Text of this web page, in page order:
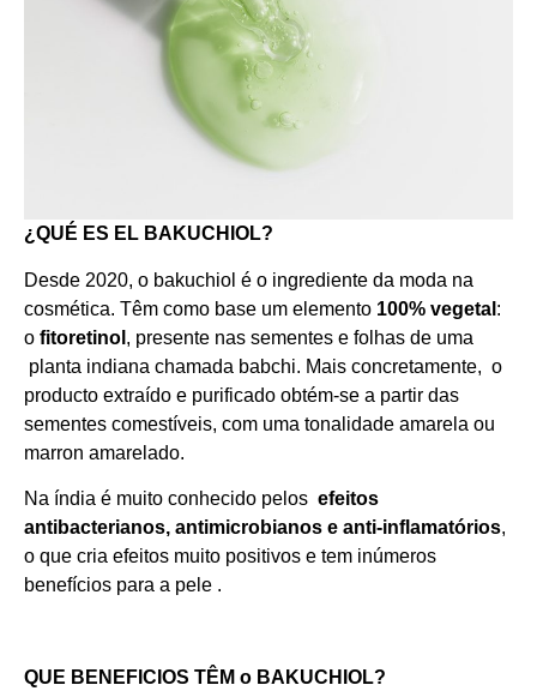
¿QUÉ ES EL BAKUCHIOL?
Desde 2020, o bakuchiol é o ingrediente da moda na
cosmética. Têm como base um elemento 100% vegetal :
o fitoretinol , presente nas sementes e folhas de uma
planta indiana chamada babchi. Mais concretamente, o
producto extraído e purificado obtém-se a partir das
sementes comestíveis, com uma tonalidade amarela ou
marron amarelado.
Na índia é muito conhecido pelos efeitos
antibacterianos, antimicrobianos e anti-inflamatórios,
o que cria efeitos muito positivos e tem inúmeros
benefícios para a pele .
QUE BENEFICIOS TÊM o BAKUCHIOL?